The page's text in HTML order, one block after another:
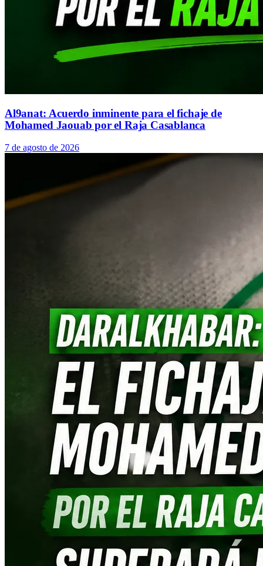
Al9anat: Acuerdo inminente para el fichaje de
Mohamed Jaouab por el Raja Casablanca
7 de agosto de 2026